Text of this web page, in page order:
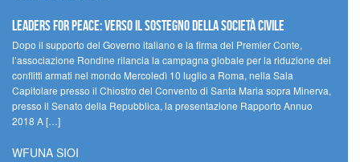
Leaders for peace: verso il sostegno della società civile
Dopo il supporto del Governo italiano e la firma del Premier Conte,
l’associazione Rondine rilancia la campagna globale per la riduzione dei
conflitti armati nel mondo Mercoledì 10 luglio a Roma, nella Sala
Capitolare presso il Chiostro del Convento di Santa Maria sopra Minerva,
presso il Senato della Repubblica, la presentazione Rapporto Annuo
2018 A […]
WFUNA SIOI